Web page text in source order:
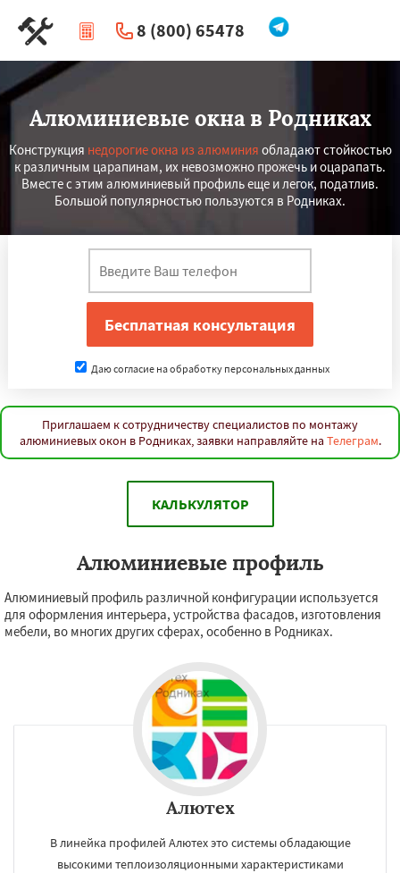
8 (800) 65478
| Перезвоните мне
Алюминиевые окна в Родниках
Конструкция недорогие окна из алюминия обладают стойкостью
к различным царапинам, их невозможно прожечь и оцарапать.
Вместе с этим алюминиевый профиль еще и легок, податлив.
Большой популярностью пользуются в Родниках.
Даю согласие на обработку персональных данных
Приглашаем к сотрудничеству специалистов по монтажу
алюминиевых окон в Родниках, заявки направляйте на Телеграм.
КАЛЬКУЛЯТОР
Алюминиевые профиль
Алюминиевый профиль различной конфигурации используется
для оформления интерьера, устройства фасадов, изготовления
мебели, во многих других сферах, особенно в Родниках.
Алютех
В линейка профилей Алютех это системы обладающие
высокими теплоизоляционными характеристиками